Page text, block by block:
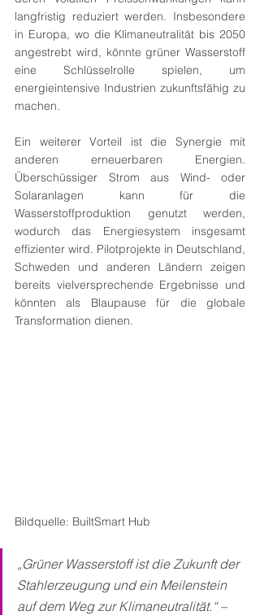
langfristig reduziert werden. Insbesondere
in Europa, wo die Klimaneutralität bis 2050
angestrebt wird, könnte grüner Wasserstoff
eine Schlüsselrolle spielen, um
energieintensive Industrien zukunftsfähig zu
machen.
Ein weiterer Vorteil ist die Synergie mit
anderen erneuerbaren Energien.
Überschüssiger Strom aus Wind- oder
Solaranlagen kann für die
Wasserstoffproduktion genutzt werden,
wodurch das Energiesystem insgesamt
effizienter wird. Pilotprojekte in Deutschland,
Schweden und anderen Ländern zeigen
bereits vielversprechende Ergebnisse und
könnten als Blaupause für die globale
Transformation dienen.
Bildquelle: BuiltSmart Hub
„Grüner Wasserstoff ist die Zukunft der
Stahlerzeugung und ein Meilenstein
auf dem Weg zur Klimaneutralität.“ –